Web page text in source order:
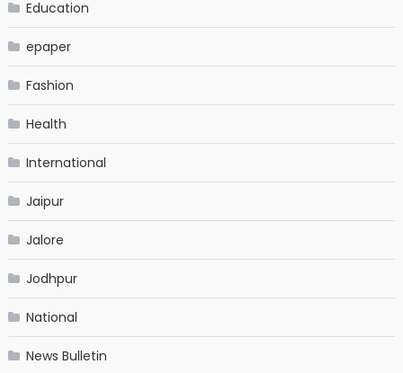
Education
epaper
Fashion
Health
International
Jaipur
Jalore
Jodhpur
National
News Bulletin